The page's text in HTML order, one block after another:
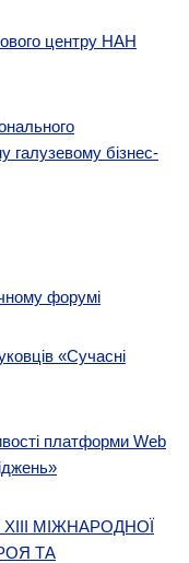
центру НАН
галузевому бізнес-
форумі
«Сучасні
платформи Web
МІЖНАРОДНОЇ
ТА